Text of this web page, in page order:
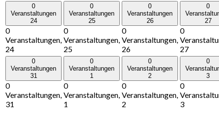
0
Veranstaltungen
24
0
Veranstaltungen,
24
0
Veranstaltungen
25
0
Veranstaltungen,
25
0
Veranstaltungen
26
0
Veranstaltungen,
26
0
27
0
27
0
Veranstaltungen
31
0
Veranstaltungen,
31
0
Veranstaltungen
1
0
Veranstaltungen,
1
0
Veranstaltungen
2
0
Veranstaltungen,
2
0
3
0
3